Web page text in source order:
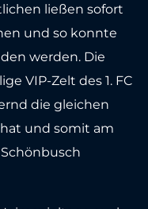
ließen sofort
und so konnte
werden. Die
VIP-Zelt des 1. FC
die gleichen
und somit am